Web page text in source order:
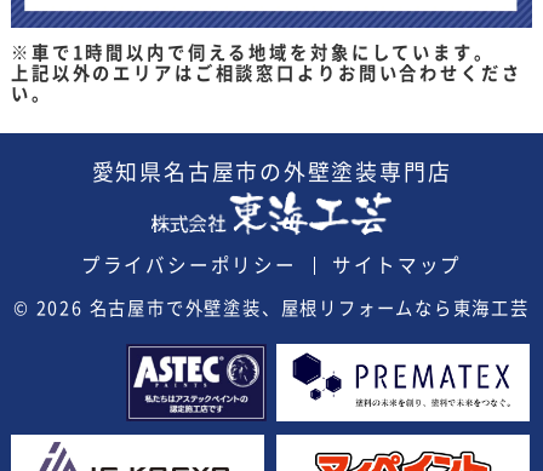
※車で1時間以内で伺える地域を対象にしています。
上記以外のエリアはご相談窓口よりお問い合わせくださ
い。
愛知県名古屋市の外壁塗装 専門店
プライバシーポリシー サイトマップ
© 2026 名古屋市で外壁塗装、屋根リフォームなら東海工芸